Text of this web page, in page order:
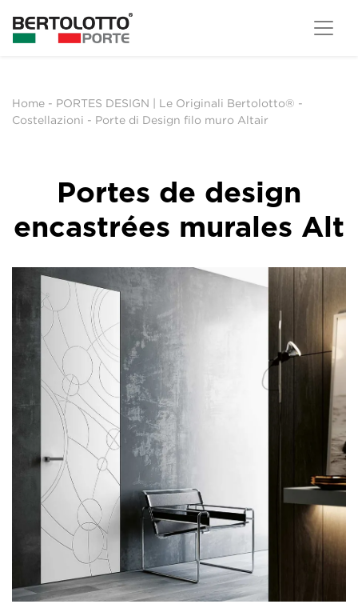
Home - PORTES DESIGN | Le Originali Bertolotto® -
Costellazioni - Porte di Design filo muro Altair
Portes de design
encastrées murales Alt